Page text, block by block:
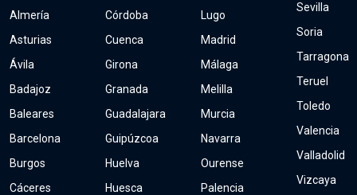
Almería
Asturias
Ávila
Badajoz
Baleares
Barcelona
Burgos
Cáceres
Córdoba
Cuenca
Girona
Granada
Guadalajara
Guipúzcoa
Huelva
Huesca
Lugo
Madrid
Málaga
Melilla
Murcia
Navarra
Ourense
Palencia
Sevilla
Soria
Tarragona
Teruel
Toledo
Valencia
Valladolid
Vizcaya